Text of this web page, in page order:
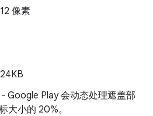
像素
Google Play 会动态处理遮盖部
大小的 20%。